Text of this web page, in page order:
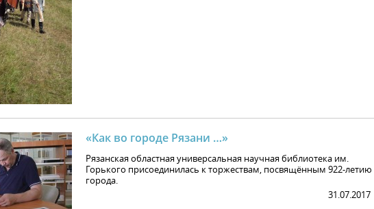
«Как во городе Рязани …»
Рязанская областная универсальная научная библиотека им.
Горького присоединилась к торжествам, посвящённым 922-летию
города.
31.07.2017